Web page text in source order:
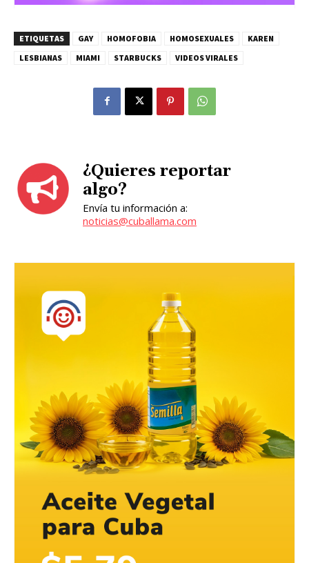
ETIQUETAS GAY HOMOFOBIA HOMOSEXUALES
KAREN
LESBIANAS
MIAMI STARBUCKS VIDEOS VIRALES
¿Quieres reportar
algo?
Envía tu información a:
noticias@cuballama.com